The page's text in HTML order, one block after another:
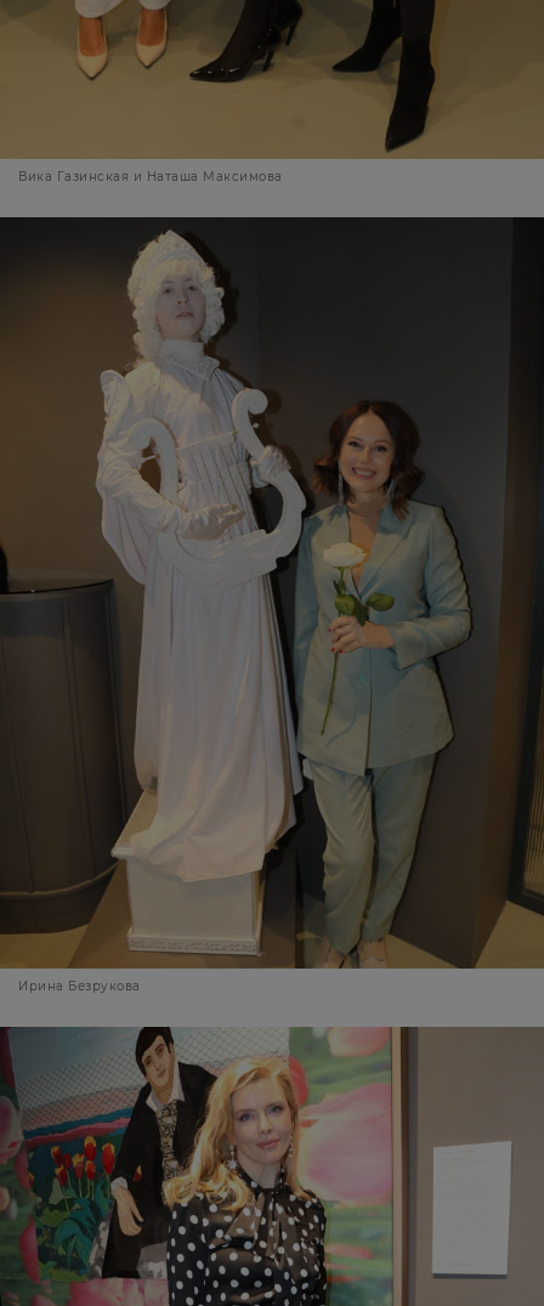
Вика Газинская и Наташа Максимова
Ирина Безрукова